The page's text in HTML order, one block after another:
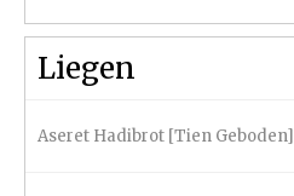
Liegen
Aseret Hadibrot [Tien Geboden]